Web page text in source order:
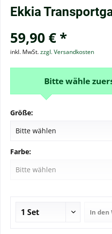
Ekkia
59,90 € *
inkl. MwSt.zzgl. Versandkosten
Bitte wähle
Größe:
Farbe:
In den